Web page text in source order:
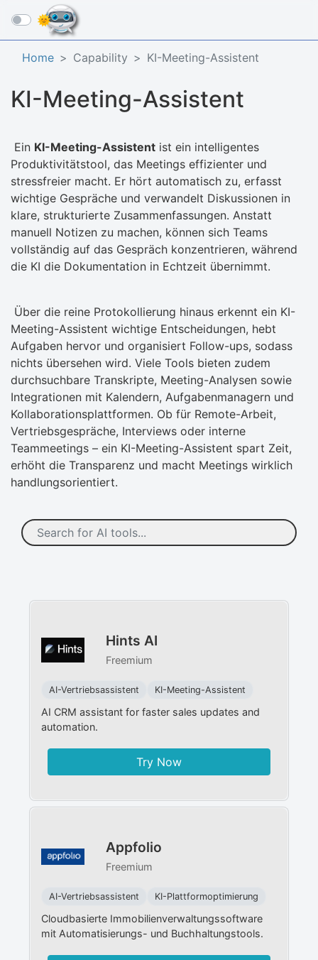
☰
Home Capability KI-Meeting-Assistent
KI-Meeting-Assistent
Ein KI-Meeting-Assistent ist ein intelligentes
Produktivitätstool, das Meetings effizienter und
stressfreier macht. Er hört automatisch zu, erfasst
wichtige Gespräche und verwandelt Diskussionen in
klare, strukturierte Zusammenfassungen. Anstatt
manuell Notizen zu machen, können sich Teams
vollständig auf das Gespräch konzentrieren, während
die KI die Dokumentation in Echtzeit übernimmt.
Über die reine Protokollierung hinaus erkennt ein KI-
Meeting-Assistent wichtige Entscheidungen, hebt
Aufgaben hervor und organisiert Follow-ups, sodass
nichts übersehen wird. Viele Tools bieten zudem
durchsuchbare Transkripte, Meeting-Analysen sowie
Integrationen mit Kalendern, Aufgabenmanagern und
Kollaborationsplattformen. Ob für Remote-Arbeit,
Vertriebsgespräche, Interviews oder interne
Teammeetings – ein KI-Meeting-Assistent spart Zeit,
erhöht die Transparenz und macht Meetings wirklich
handlungsorientiert.
Hints AI
Freemium
AI-Vertriebsassistent KI-Meeting-Assistent
AI CRM assistant for faster sales updates and
automation.
Try Now
Appfolio
Freemium
AI-Vertriebsassistent KI-Plattformoptimierung
Cloudbasierte Immobilienverwaltungssoftware
mit Automatisierungs- und Buchhaltungstools.